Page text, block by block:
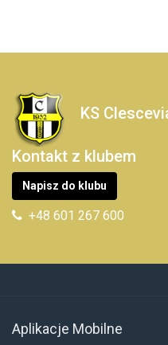
KS
Kontakt z klubem
Napisz do klubu
+48 601 267 600
Aplikacje Mobilne